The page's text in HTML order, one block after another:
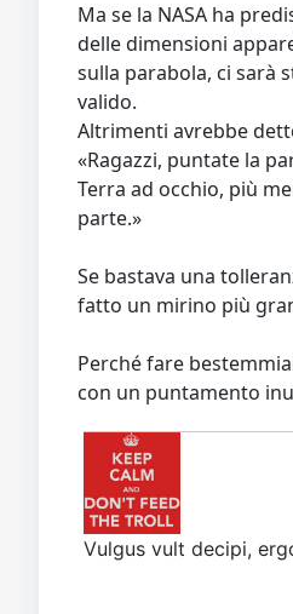
Ma se la NASA ha
delle dimensioni
sulla parabola, ci sarà
valido.
Altrimenti avrebbe
«Ragazzi, puntate la
Terra ad occhio, più
parte.»
Se bastava una
fatto un mirino più
Perché fare
con un puntamento
Vulgus vult decipi,